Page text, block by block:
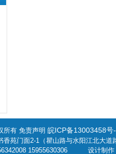
所有 免责声明 皖ICP备13003458号
苑门面2-1（瞿山路与水阳江北大道
15955630306 设计制